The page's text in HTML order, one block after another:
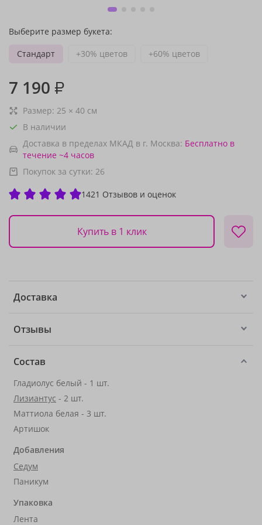
Выберите размер букета:
Стандарт
+30% цветов +60% цветов
7 190 ₽
Размер: 25 × 40 см
В наличии
Доставка в пределах МКАД в г. Москва: Бесплатно в
течение ~4 часов
Покупок за сутки: 26
1421 Отзывов и оценок
Купить в 1 клик
Доставка
Отзывы
Состав
Гладиолус белый - 1 шт.
Лизиантус - 2 шт.
Маттиола белая - 3 шт.
Артишок
Добавления
Седум
Паникум
Упаковка
Лента